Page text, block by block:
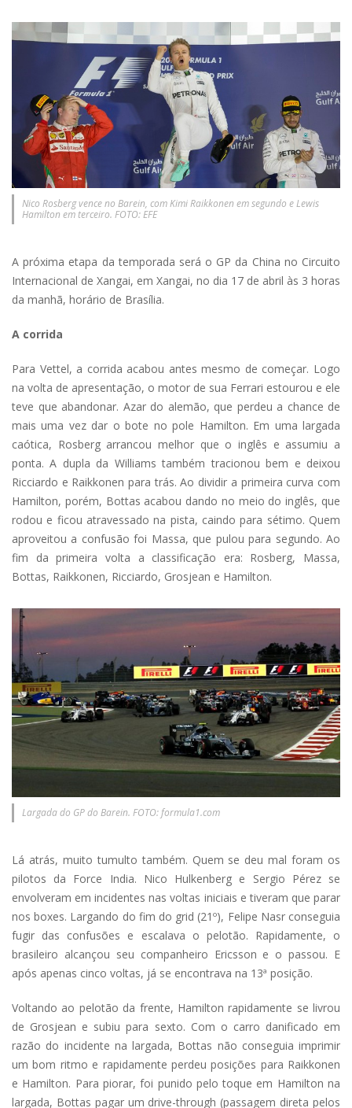
Nico Rosberg vence no Barein, com Kimi Raikkonen em segundo e Lewis
Hamilton em terceiro. FOTO: EFE
A próxima etapa da temporada será o GP da China no Circuito
Internacional de Xangai, em Xangai, no dia 17 de abril às 3 horas
da manhã, horário de Brasília.
A corrida
Para Vettel, a corrida acabou antes mesmo de começar. Logo
na volta de apresentação, o motor de sua Ferrari estourou e ele
teve que abandonar. Azar do alemão, que perdeu a chance de
mais uma vez dar o bote no pole Hamilton. Em uma largada
caótica, Rosberg arrancou melhor que o inglês e assumiu a
ponta. A dupla da Williams também tracionou bem e deixou
Ricciardo e Raikkonen para trás. Ao dividir a primeira curva com
Hamilton, porém, Bottas acabou dando no meio do inglês, que
rodou e ficou atravessado na pista, caindo para sétimo. Quem
aproveitou a confusão foi Massa, que pulou para segundo. Ao
fim da primeira volta a classificação era: Rosberg, Massa,
Bottas, Raikkonen, Ricciardo, Grosjean e Hamilton.
Largada do GP do Barein. FOTO: formula1.com
Lá atrás, muito tumulto também. Quem se deu mal foram os
pilotos da Force India. Nico Hulkenberg e Sergio Pérez se
envolveram em incidentes nas voltas iniciais e tiveram que parar
nos boxes. Largando do fim do grid (21º), Felipe Nasr conseguia
fugir das confusões e escalava o pelotão. Rapidamente, o
brasileiro alcançou seu companheiro Ericsson e o passou. E
após apenas cinco voltas, já se encontrava na 13ª posição.
Voltando ao pelotão da frente, Hamilton rapidamente se livrou
de Grosjean e subiu para sexto. Com o carro danificado em
razão do incidente na largada, Bottas não conseguia imprimir
um bom ritmo e rapidamente perdeu posições para Raikkonen
e Hamilton. Para piorar, foi punido pelo toque em Hamilton na
largada, Bottas pagar um drive-through (passagem direta pelos